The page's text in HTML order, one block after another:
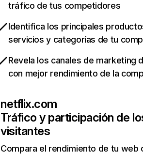
tráfico de tus competidores
Identifica los principales
servicios y categorías de tu
Revela los canales de marketing
con mejor rendimiento de la
netflix.com
Tráfico y participación de
visitantes
Compara el rendimiento de tu web